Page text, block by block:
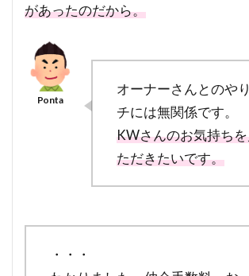
があったのだから。
オーナーさんとのや
チには無関係です。
KWさんのお気持ち
ただきたいです。
・・・